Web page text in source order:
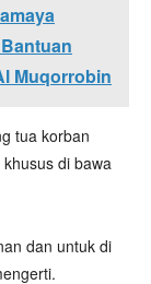
Muqorrobin
tua korban
di bawa
dan untuk di